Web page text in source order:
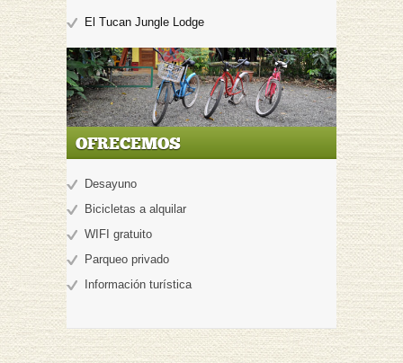
El Tucan Jungle Lodge
OFRECEMOS
Desayuno
Bicicletas a alquilar
WIFI gratuito
Parqueo privado
Información turística